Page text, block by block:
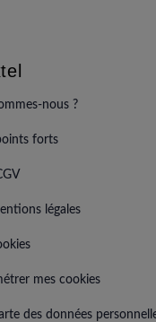
nous ?
forts
légales
mes cookies
des données